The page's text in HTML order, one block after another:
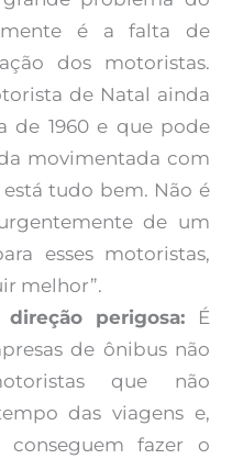
é a falta de
dos motoristas.
de Natal ainda
de 1960 e que pode
movimentada com
tudo bem. Não é
de um
esses motoristas,
melhor”.
perigosa: É
de ônibus não
que não
das viagens e,
conseguem fazer o